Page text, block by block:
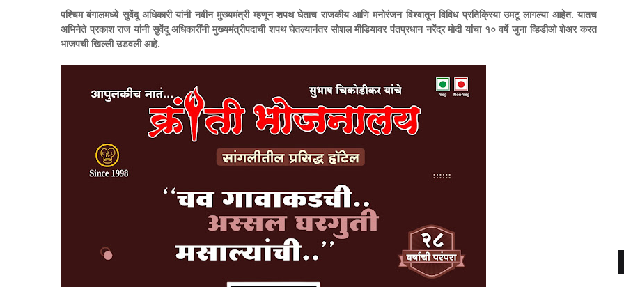
पश्चिम बंगालमध्ये सुवेंदू अधिकारी यांनी नवीन मुख्यमंत्री म्हणून शपथ घेताच राजकीय आणि मनोरंजन विश्वातून विविध प्रतिक्रिया उमटू लागल्या आहेत. यातच
अभिनेते प्रकाश राज यांनी सुवेंदू अधिकारींनी मुख्यमंत्रीपदाची शपथ घेतल्यानंतर सोशल मीडियावर पंतप्रधान नरेंद्र मोदी यांचा १० वर्षे जुना व्हिडीओ शेअर करत
भाजपची खिल्ली उडवली आहे.